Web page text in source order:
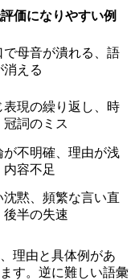
価になりやすい例
で母音が潰れる、語
消える
表現の繰り返し、時
冠詞のミス
が不明確、理由が浅
内容不足
沈黙、頻繁な言い直
後半の失速
理由と具体例があ
す。逆に難しい語彙